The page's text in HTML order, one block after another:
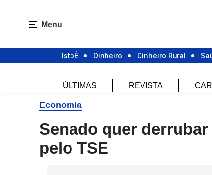
Menu
IstoÉ Dinheiro Dinheiro Rural
ÚLTIMAS REVISTA
Economia
Senado quer
pelo TSE